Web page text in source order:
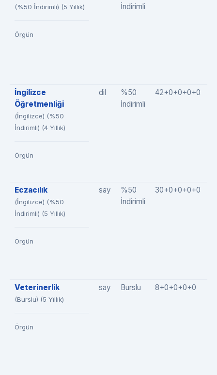
(%50 İndirimli) (5 Yıllık)
Örgün
İndirimli
İngilizce
Öğretmenliği
(İngilizce) (%50
İndirimli) (4 Yıllık)
Örgün
dil
%50
İndirimli
42+0+0+0+0
Eczacılık
(İngilizce) (%50
İndirimli) (5 Yıllık)
Örgün
say
%50
İndirimli
30+0+0+0+0
Veterinerlik
(Burslu) (5 Yıllık)
Örgün
say Burslu 8+0+0+0+0